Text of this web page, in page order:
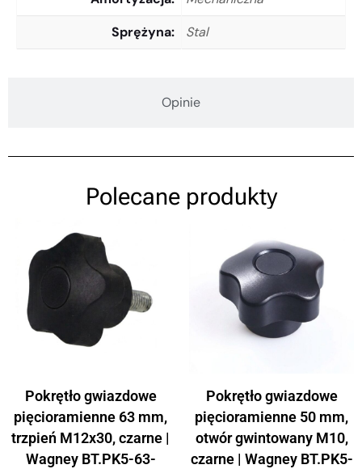
Opinie
Sprężyna
Stal
Polecane produkty
Pokrętło gwiazdowe
pięcioramienne 63 mm,
trzpień M12x30, czarne |
Wagney BT.PK5-63-
Pokrętło gwiazdowe
pięcioramienne 50 mm,
otwór gwintowany M10,
czarne | Wagney BT.PK5-